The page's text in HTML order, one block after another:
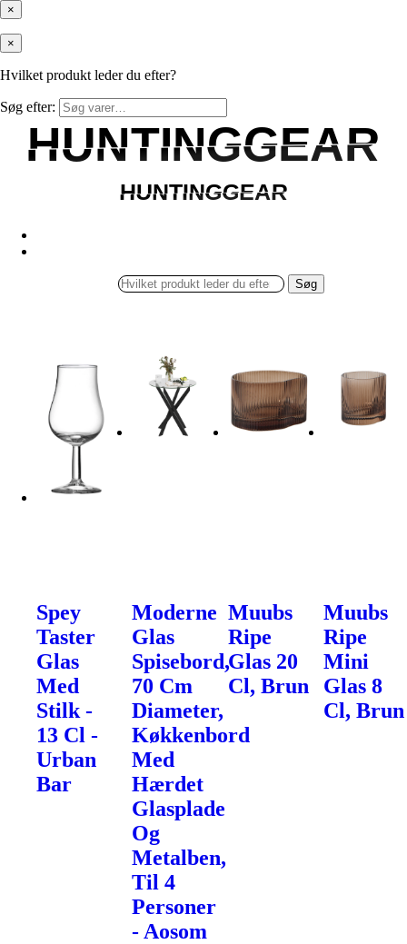
×
×
Hvilket produkt leder du efter?
Søg efter:
HUNTINGGEAR
HUNTINGGEAR
HUNTINGGEAR
HUNTINGGEAR
Søg
Spey
Taster
Glas
Med
Stilk -
13 Cl -
Urban
Bar
Moderne
Glas
Spisebord,
70 Cm
Diameter,
Køkkenbord
Med
Hærdet
Glasplade
Og
Metalben,
Til 4
Personer
- Aosom
Muubs
Ripe
Glas 20
Cl, Brun
Muubs
Ripe
Mini
Glas 8
Cl, Brun